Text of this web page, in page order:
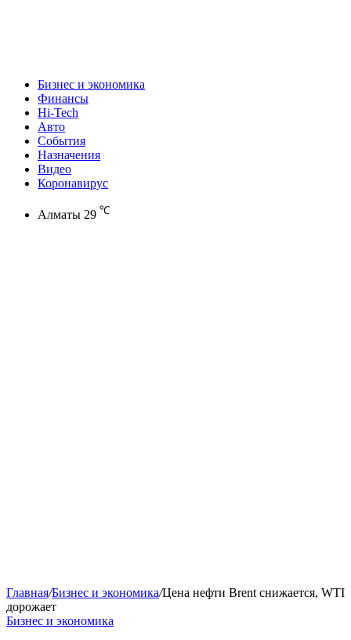
Бизнес и экономика
Финансы
Hi-Tech
Авто
События
Назначения
Видео
Коронавирус
Алматы 29 ℃
Главная/Бизнес и экономика/Цена нефти Brent снижается, WTI
дорожает
Бизнес и экономика